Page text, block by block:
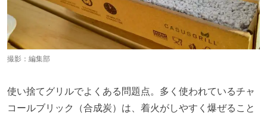
撮影：編集部
使い捨てグリルでよくある問題点。多く使われているチャ
コールブリック（合成炭）は、着火がしやすく爆ぜること